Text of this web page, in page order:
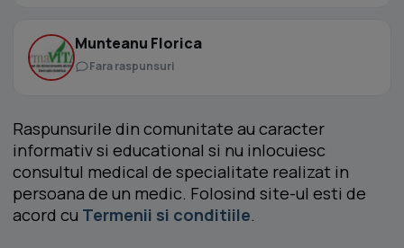
Munteanu Florica
Fara raspunsuri
Raspunsurile din comunitate au caracter
informativ si educational si nu inlocuiesc
consultul medical de specialitate realizat in
persoana de un medic. Folosind site-ul esti de
acord cu Termenii si conditiile.